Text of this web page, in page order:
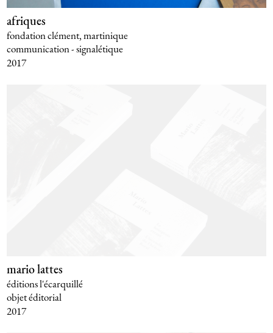
afriques
fondation clément, martinique
communication - signalétique
2017
mario lattes
éditions l'écarquillé
objet éditorial
2017